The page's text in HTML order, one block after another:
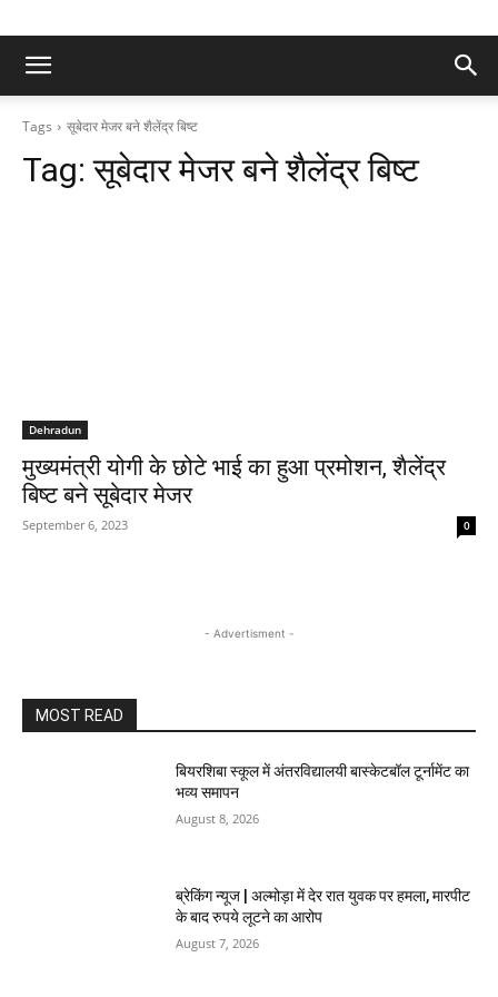
Tags सूबेदार मेजर बने शैलेंद्र बिष्ट
Tag:सूबेदार मेजर बने शैलेंद्र बिष्ट
Dehradun
मुख्यमंत्री योगी के छोटे भाई का हुआ प्रमोशन, शैलेंद्र
बिष्ट बने सूबेदार मेजर
September 6, 2023 0
- Advertisment -
MOST READ
बियरशिबा स्कूल में अंतरविद्यालयी बास्केटबॉल टूर्नामेंट का
भव्य समापन
August 8, 2026
ब्रेकिंग न्यूज | अल्मोड़ा में देर रात युवक पर हमला, मारपीट
के बाद रुपये लूटने का आरोप
August 7, 2026